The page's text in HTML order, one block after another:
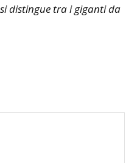
distingue tra i giganti da